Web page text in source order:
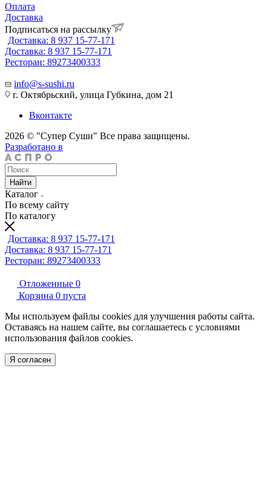
Оплата
Доставка
Подписаться на рассылку
Доставка: 8 937 15-77-171
Доставка: 8 937 15-77-171
Ресторан: 89273400333
info@s-sushi.ru
г. Октябрьский, улица Губкина, дом 21
Вконтакте
2026 © "Супер Суши" Все права защищены.
Разработано в
Найти
Каталог
По всему сайту
По каталогу
Доставка: 8 937 15-77-171
Доставка: 8 937 15-77-171
Ресторан: 89273400333
Отложенные 0
Корзина 0 пуста
Мы используем файлы cookies для улучшения работы сайта.
Оставаясь на нашем сайте, вы соглашаетесь с условиями
использования файлов cookies.
Я согласен